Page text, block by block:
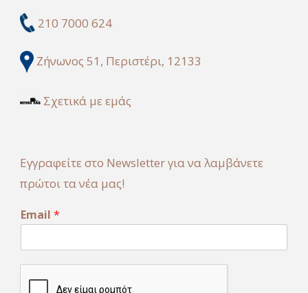
210 7000 624
Ζήνωνος 51, Περιστέρι, 12133
Σχετικά με εμάς
Εγγραφείτε στο Newsletter για να λαμβάνετε
πρώτοι τα νέα μας!
E
m
i
l
Email *